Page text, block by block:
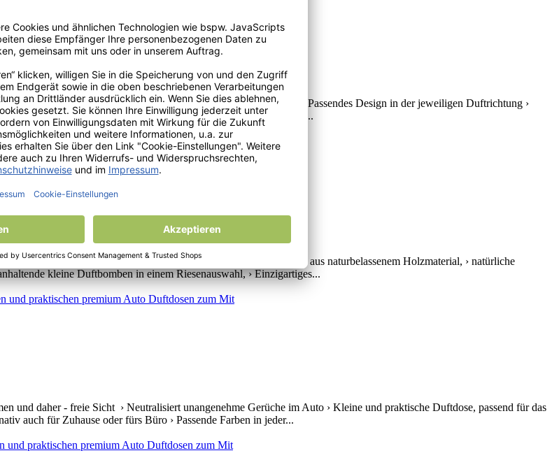
- freie Sicht › Neutralisiert unangenehme Gerüche im Auto › Passendes Design in der jeweiligen Duftrichtung ›
Duftbegleiter › Alternativ auch für Zuhause oder fürs Büro...
› Parfümflüssigkeit in Glasfläschchen, › Gehäuse aus naturbelassenem Holzmaterial, › natürliche
kleine Duftbomben in einem Riesenauswahl, › Einzigartiges...
und daher - freie Sicht › Neutralisiert unangenehme Gerüche im Auto › Kleine und praktische Duftdose, passend für das
auch für Zuhause oder fürs Büro › Passende Farben in jeder...